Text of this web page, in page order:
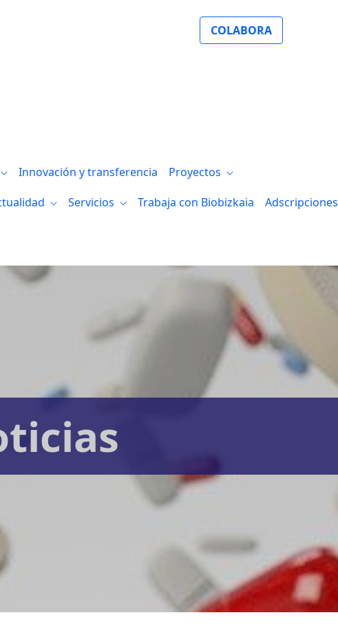
COLABORA
Innovación y transferencia
Proyectos
Servicios Trabaja con Biobizkaia
Adscripciones